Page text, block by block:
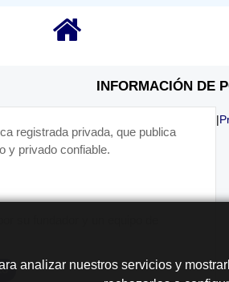
INFORMACIÓN DE
registrada privada, que publica
y privado confiable.
|
analizar nuestros servicios y